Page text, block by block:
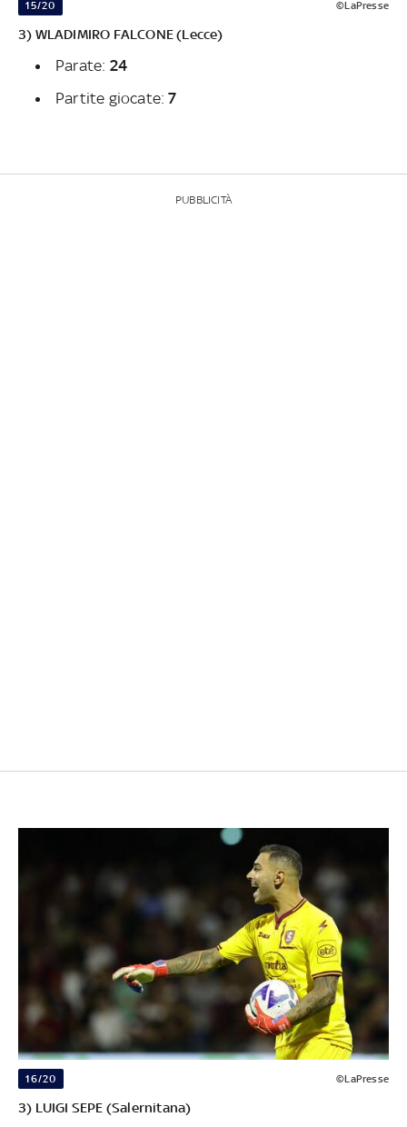
15/20 ©LaPresse
3) WLADIMIRO FALCONE (Lecce)
Parate: 24
Partite giocate:7
PUBBLICITÀ
16/20 ©LaPresse
3) LUIGI SEPE (Salernitana)